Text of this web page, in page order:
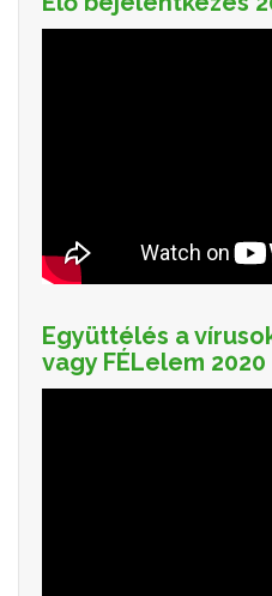
Együttélés a
vagy FÉLelem